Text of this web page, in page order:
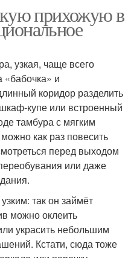
прихожую в
узкая, чаще всего
«бабочка» и
коридор разделить
купе или встроенный
тамбура с мягким
как раз повесить
перед выходом
или даже
так он займёт
можно оклеить
украсить небольшим
Кстати, сюда тоже